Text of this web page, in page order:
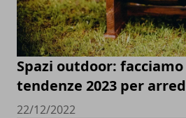
Spazi outdoor:
tendenze 2023 per
22/12/2022